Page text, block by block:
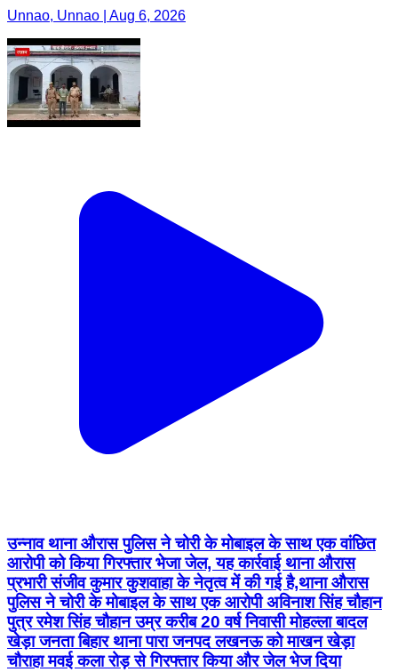
Unnao, Unnao | Aug 6, 2026
उन्नाव थाना औरास पुलिस ने चोरी के मोबाइल के साथ एक वांछित
आरोपी को किया गिरफ्तार भेजा जेल, यह कार्रवाई थाना औरास
प्रभारी संजीव कुमार कुशवाहा के नेतृत्व में की गई है,थाना औरास
पुलिस ने चोरी के मोबाइल के साथ एक आरोपी अविनाश सिंह चौहान
पुत्र रमेश सिंह चौहान उम्र करीब 20 वर्ष निवासी मोहल्ला बादल
खेड़ा जनता बिहार थाना पारा जनपद लखनऊ को माखन खेड़ा
चौराहा मवई कला रोड़ से गिरफ्तार किया और जेल भेज दिया